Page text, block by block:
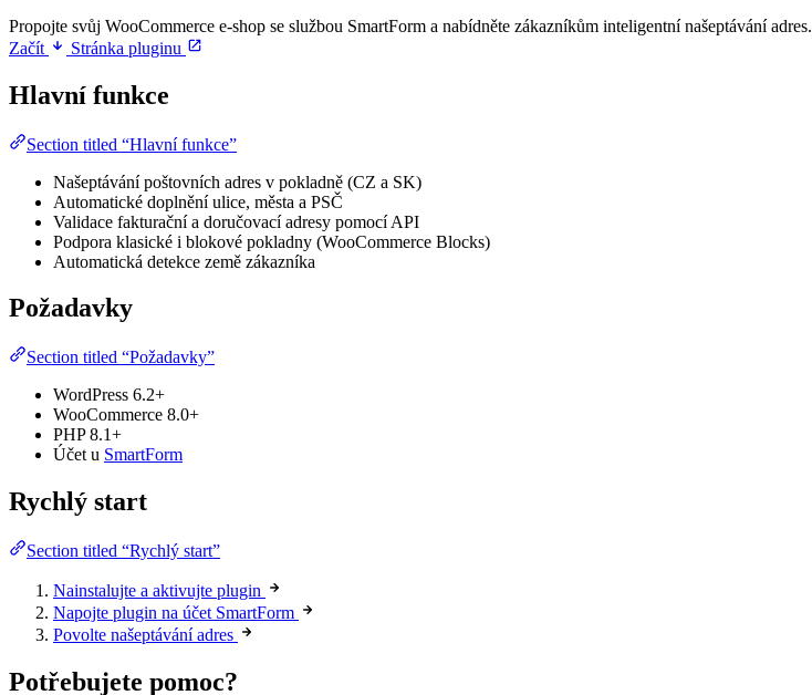
Propojte svůj WooCommerce e-shop se službou SmartForm a nabídněte zákazníkům inteligentní našeptávání adres.
Začít
Stránka pluginu
Hlavní funkce
Section titled “Hlavní funkce”
Našeptávání poštovních adres v pokladně (CZ a SK)
Automatické doplnění ulice, města a PSČ
Validace fakturační a doručovací adresy pomocí API
Podpora klasické i blokové pokladny (WooCommerce Blocks)
Automatická detekce země zákazníka
Požadavky
Section titled “Požadavky”
WordPress 6.2+
WooCommerce 8.0+
PHP 8.1+
Účet u SmartForm
Rychlý start
Section titled “Rychlý start”
Nainstalujte a aktivujte plugin
Napojte plugin na účet SmartForm
Povolte našeptávání adres
Potřebujete pomoc?